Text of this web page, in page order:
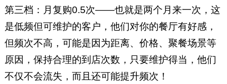
第三档：月复购0.5次——也就是两个月来一次，这
是低频但可维护的客户，他们对你的餐厅有好感，
但频次不高，可能是因为距离、价格、聚餐场景等
原因，保持合理的到店次数，只要维护得当，他们
不仅不会流失，而且还可能提升频次！